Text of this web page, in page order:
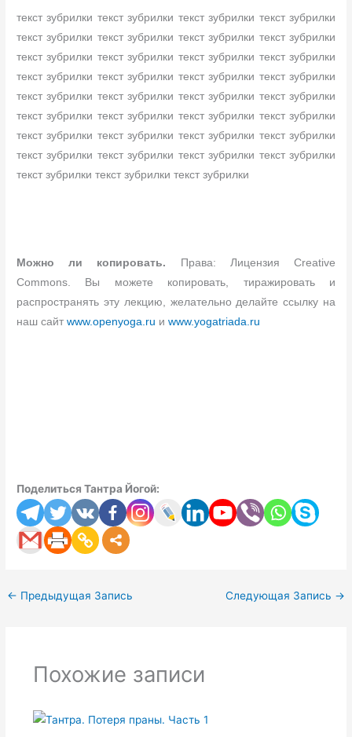
текст зубрилки текст зубрилки текст зубрилки текст зубрилки
текст зубрилки текст зубрилки текст зубрилки текст зубрилки
текст зубрилки текст зубрилки текст зубрилки текст зубрилки
текст зубрилки текст зубрилки текст зубрилки текст зубрилки
текст зубрилки текст зубрилки текст зубрилки текст зубрилки
текст зубрилки текст зубрилки текст зубрилки текст зубрилки
текст зубрилки текст зубрилки текст зубрилки текст зубрилки
текст зубрилки текст зубрилки текст зубрилки текст зубрилки
текст зубрилки текст зубрилки текст зубрилки
Можно ли копировать. Права: Лицензия Creative
Commons. Вы можете копировать, тиражировать и
распространять эту лекцию, желательно делайте ссылку на
наш сайтwww.openyoga.ru иwww.yogatriada.ru
Поделиться Тантра Йогой:
← Предыдущая Запись Следующая Запись →
Похожие записи